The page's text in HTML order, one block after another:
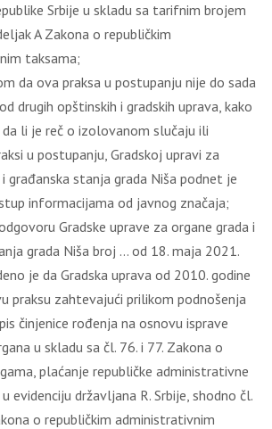
Srbije u skladu sa tarifnim brojem
A Zakona o republičkim
taksama;
da ova praksa u postupanju nije do sada
drugih opštinskih i gradskih uprava, kako
li je reč o izolovanom slučaju ili
u postupanju, Gradskoj upravi za
građanska stanja grada Niša podnet je
informacijama od javnog značaja;
Gradske uprave za organe grada i
grada Niša broj … od 18. maja 2021.
je da Gradska uprava od 2010. godine
praksu zahtevajući prilikom podnošenja
činjenice rođenja na osnovu isprave
u skladu sa čl. 76. i 77. Zakona o
plaćanje republičke administrativne
evidenciju državljana R. Srbije, shodno čl.
o republičkim administrativnim